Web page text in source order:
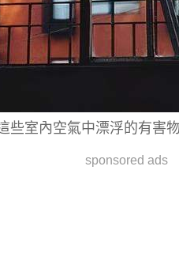
些室內空氣中漂浮的有害
sponsored ads